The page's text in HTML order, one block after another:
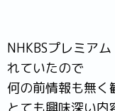
NHKBSプレミア
れていたので
何の前情報も無く